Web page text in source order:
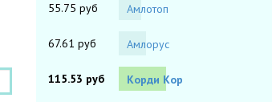
55.75 руб Амлотоп
67.61 руб Амлорус
115.53 руб Корди Кор